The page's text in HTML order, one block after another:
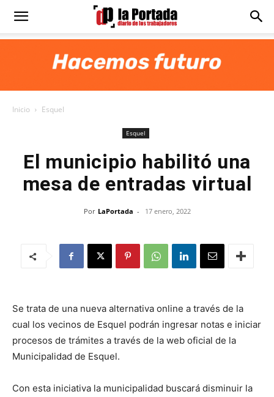
Diario
Inicio Esquel
Esquel
El municipio habilitó una
mesa de entradas virtual
Por LaPortada - 17 enero, 2022
Se trata de una nueva alternativa online a través de la
cual los vecinos de Esquel podrán ingresar notas e iniciar
procesos de trámites a través de la web oficial de la
Municipalidad de Esquel.
Con esta iniciativa la municipalidad buscará disminuir la